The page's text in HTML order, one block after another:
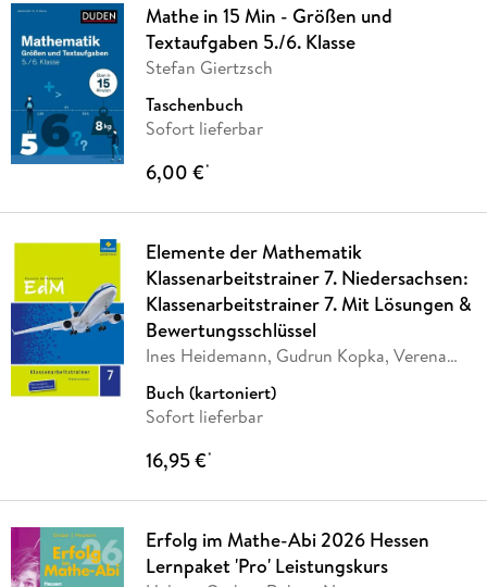
Mathe in 15 Min - Größen und
Textaufgaben 5./6. Klasse
Stefan Giertzsch
Taschenbuch
Sofort lieferbar
6,00 €*
Elemente der Mathematik
Klassenarbeitstrainer 7. Niedersachsen:
Klassenarbeitstrainer 7. Mit Lösungen &
Bewertungsschlüssel
Ines Heidemann, Gudrun Kopka, Verena
Buch (kartoniert)
Sofort lieferbar
16,95 €*
Erfolg im Mathe-Abi 2026 Hessen
Lernpaket 'Pro' Leistungskurs